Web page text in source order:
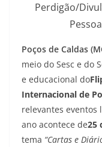
Perdigão/
Poços de Caldas
meio do Sesc e do
e educacional do
Internacional de
relevantes eventos
ano acontece de25
tema “Cartas e